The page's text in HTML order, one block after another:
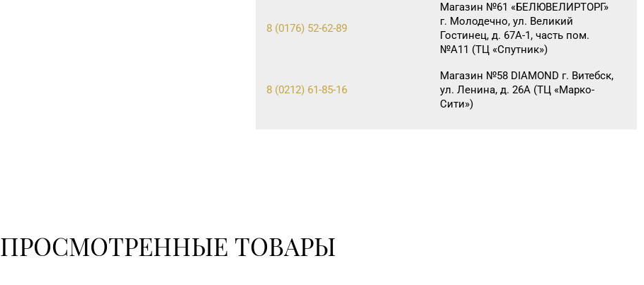
8 (0176) 52-62-89
Магазин №61 «БЕЛЮВЕЛИРТОРГ»
г. Молодечно, ул. Великий
Гостинец, д. 67А-1, часть пом.
№А11 (ТЦ «Спутник»)
8 (0212) 61-85-16
Магазин №58 DIAMOND г. Витебск,
ул. Ленина, д. 26А (ТЦ «Марко-
Сити»)
ПРОСМОТРЕННЫЕ ТОВАРЫ